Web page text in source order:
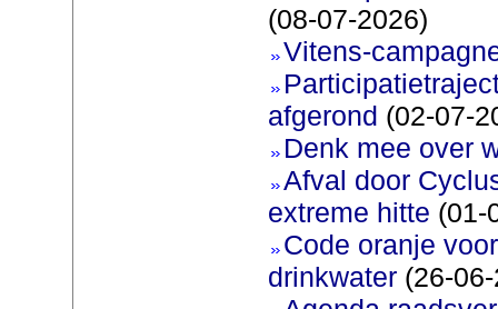
(08-07-2026)
Vitens-
afgerond (02-07-
Denk mee over
Afval door
extreme hitte (01-
Code oranje
drinkwater(26-06-